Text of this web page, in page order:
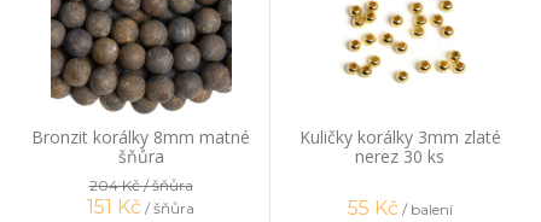
Bronzit korálky 8mm matné
šňůra
204 Kč/ šňůra
151 Kč / šňůra
Kuličky korálky 3mm zlaté
nerez 30 ks
55 Kč / balení